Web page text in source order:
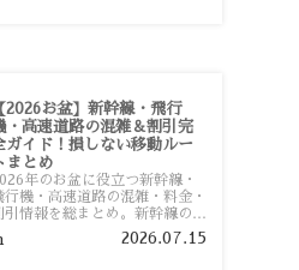
2026お盆】新幹線・飛行
・高速道路の混雑＆割引完
ガイド！損しない移動ルー
まとめ
年のお盆に役立つ新幹線・
行機・高速道路の混雑・料金・
引情報を総まとめ。新幹線の予
や最繁忙期料金、飛行機を安く
約するコツ、高速道路の休日割
2026.07.15